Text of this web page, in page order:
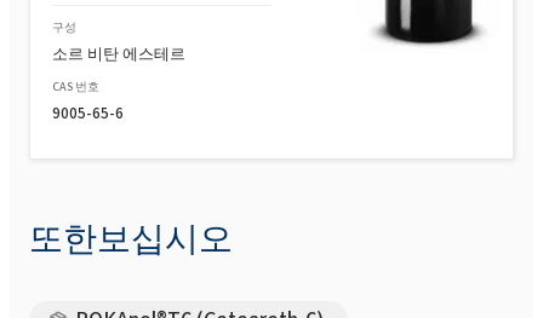
구성
소르 비탄 에스테르
CAS 번호
9005-65-6
또한보십시오